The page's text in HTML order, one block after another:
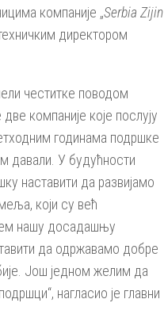
компаније „Serbia Zijin
директором
честитке поводом
компаније које послују
годинама подршке
давали. У будућности
наставити да развијамо
који су већ
нашу досадашњу
да одржавамо добре
Још једном желим да
нагласио је главни